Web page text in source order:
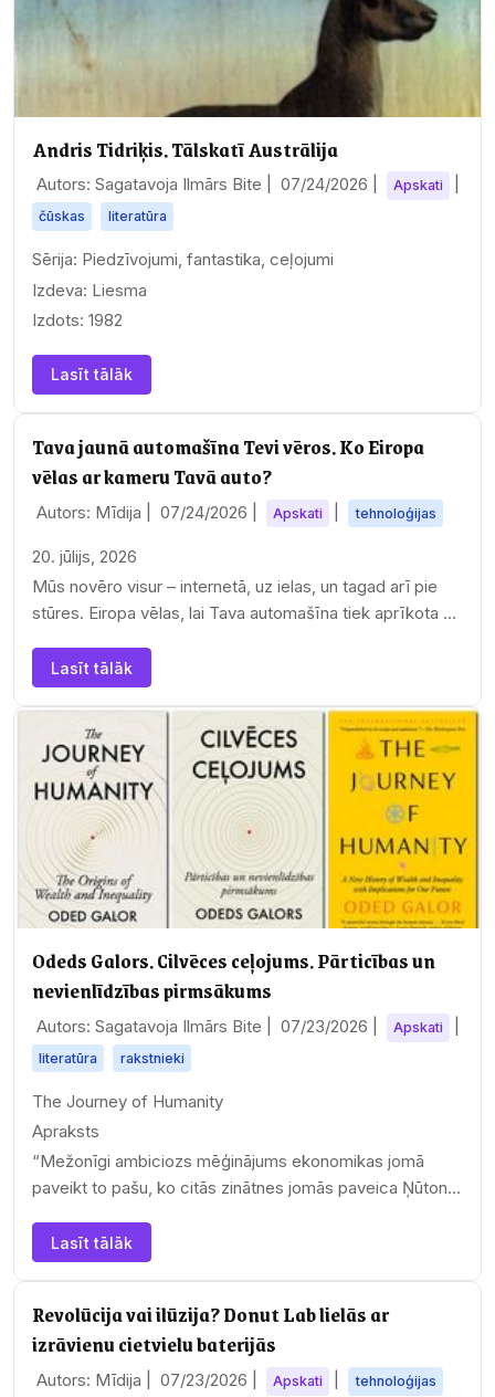
Andris Tidriķis. Tālskatī Austrālija
Autors: Sagatavoja Ilmārs Bite | 07/24/2026 Apskati
čūskas literatūra
Sērija: Piedzīvojumi, fantastika, ceļojumi
Izdeva: Liesma
Izdots: 1982
Lasīt tālāk
Tava jaunā automašīna Tevi vēros. Ko Eiropa
vēlas ar kameru Tavā auto?
Autors: Mīdija | 07/24/2026 Apskati tehnoloģijas
20. jūlijs, 2026
Mūs novēro visur – internetā, uz ielas, un tagad arī pie
stūres. Eiropa vēlas, lai Tava automašīna tiek aprīkota ar
Lasīt tālāk
Odeds Galors. Cilvēces ceļojums. Pārticības un
nevienlīdzības pirmsākums
Autors: Sagatavoja Ilmārs Bite | 07/23/2026 Apskati
literatūra rakstnieki
The Journey of Humanity
Apraksts
“Mežonīgi ambiciozs mēģinājums ekonomikas jomā
paveikt to pašu, ko citās zinātnes jomās paveica Ņūtons,
Lasīt tālāk
Revolūcija vai ilūzija? Donut Lab lielās ar
izrāvienu cietvielu baterijās
Autors: Mīdija | 07/23/2026 Apskati tehnoloģijas